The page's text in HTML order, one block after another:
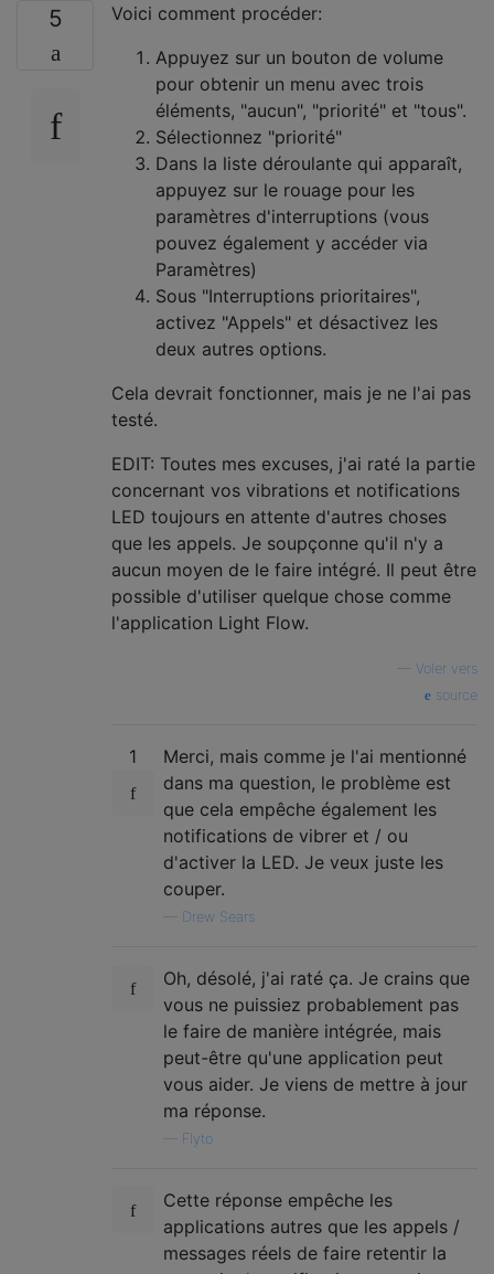
5
Voici comment procéder:
Appuyez sur un bouton de volume
pour obtenir un menu avec trois
éléments, "aucun", "priorité" et "tous".
Sélectionnez "priorité"
Dans la liste déroulante qui apparaît,
appuyez sur le rouage pour les
paramètres d'interruptions (vous
pouvez également y accéder via
Paramètres)
Sous "Interruptions prioritaires",
activez "Appels" et désactivez les
deux autres options.
Cela devrait fonctionner, mais je ne l'ai pas
testé.
EDIT: Toutes mes excuses, j'ai raté la partie
concernant vos vibrations et notifications
LED toujours en attente d'autres choses
que les appels. Je soupçonne qu'il n'y a
aucun moyen de le faire intégré. Il peut être
possible d'utiliser quelque chose comme
l'application Light Flow.
Voler vers
source
1
Merci, mais comme je l'ai mentionné
dans ma question, le problème est
que cela empêche également les
notifications de vibrer et / ou
d'activer la LED. Je veux juste les
couper.
Drew Sears
Oh, désolé, j'ai raté ça. Je crains que
vous ne puissiez probablement pas
le faire de manière intégrée, mais
peut-être qu'une application peut
vous aider. Je viens de mettre à jour
ma réponse.
Flyto
Cette réponse empêche les
applications autres que les appels /
messages réels de faire retentir la